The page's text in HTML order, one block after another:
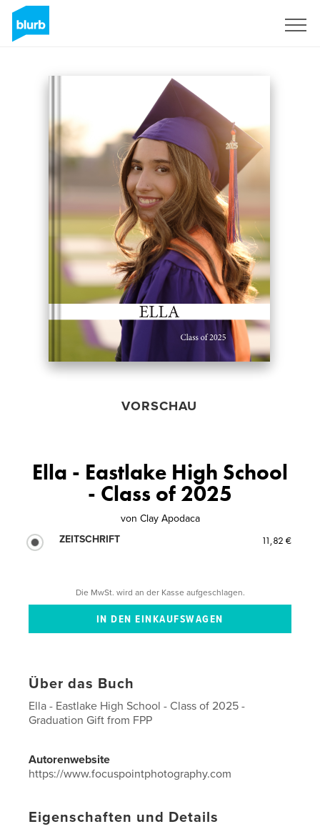
VORSCHAU
Ella - Eastlake High School
- Class of 2025
von Clay Apodaca
ZEITSCHRIFT
11,82 €
Die MwSt. wird an der Kasse aufgeschlagen.
Über das Buch
Ella - Eastlake High School - Class of 2025 -
Graduation Gift from FPP
Autorenwebsite
https://www.focuspointphotography.com
Eigenschaften und Details